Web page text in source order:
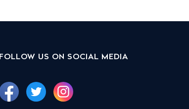
FOLLOW US ON SOCIAL MEDIA